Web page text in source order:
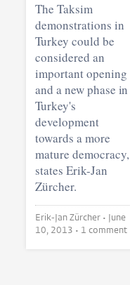
The Taksim
demonstrations in
Turkey could be
considered an
important opening
and a new phase in
Turkey's
development
towards a more
mature democracy,
states Erik-Jan
Zürcher.
Erik-Jan Zürcher • June
10, 2013
• 1 comment